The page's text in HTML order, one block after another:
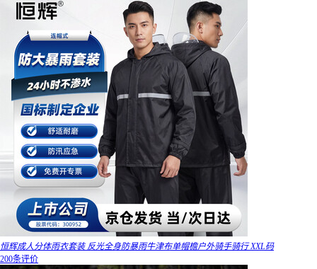
恒辉成人分体雨衣套装 反光全身防暴雨牛津布单帽檐户外骑手骑行 XXL码
200条评价